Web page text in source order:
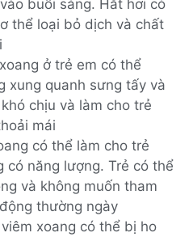
buổi sáng. Hắt hơi có
thể loại bỏ dịch và chất
ở trẻ em có thể
xung quanh sưng tấy và
chịu và làm cho trẻ
mái
có thể làm cho trẻ
có năng lượng. Trẻ có thể
và không muốn tham
thường ngày
xoang có thể bị ho